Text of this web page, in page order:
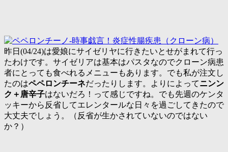
昨日(04/24)は愛娘にサイゼリヤに行きたいとせがまれて行っ
たわけです。サイゼリアは基本はパスタなのでクローン病患
者にとっても食べれるメニューもあります。でも私が注文し
たのはペペロンチーネだったりします。よりによってニンン
ク＋唐辛子はないだろ！って感じですね。でも先週のケンタ
ッキーから反省してエレンタールな日々を過ごしてきたので
大丈夫でしょう。（反省が生かされていないのではない
か？）